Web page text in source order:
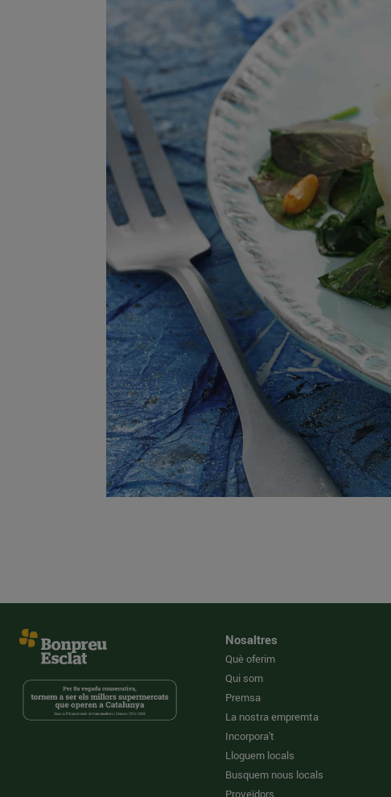
Nosaltres
Què oferim
Qui som
Premsa
La nostra empremta
Incorpora't
Lloguem locals
Busquem nous locals
Proveïdors